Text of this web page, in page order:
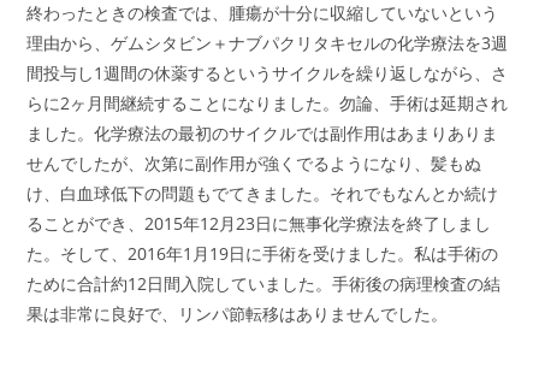
終わったときの検査では、腫瘍が十分に収縮していないという
理由から、ゲムシタビン＋ナブパクリタキセルの化学療法を3週
間投与し1週間の休薬するというサイクルを繰り返しながら、さ
らに2ヶ月間継続することになりました。勿論、手術は延期され
ました。化学療法の最初のサイクルでは副作用はあまりありま
せんでしたが、次第に副作用が強くでるようになり、髪もぬ
け、白血球低下の問題もでてきました。それでもなんとか続け
ることができ、2015年12月23日に無事化学療法を終了しまし
た。そして、2016年1月19日に手術を受けました。私は手術の
ために合計約12日間入院していました。手術後の病理検査の結
果は非常に良好で、リンパ節転移はありませんでした。